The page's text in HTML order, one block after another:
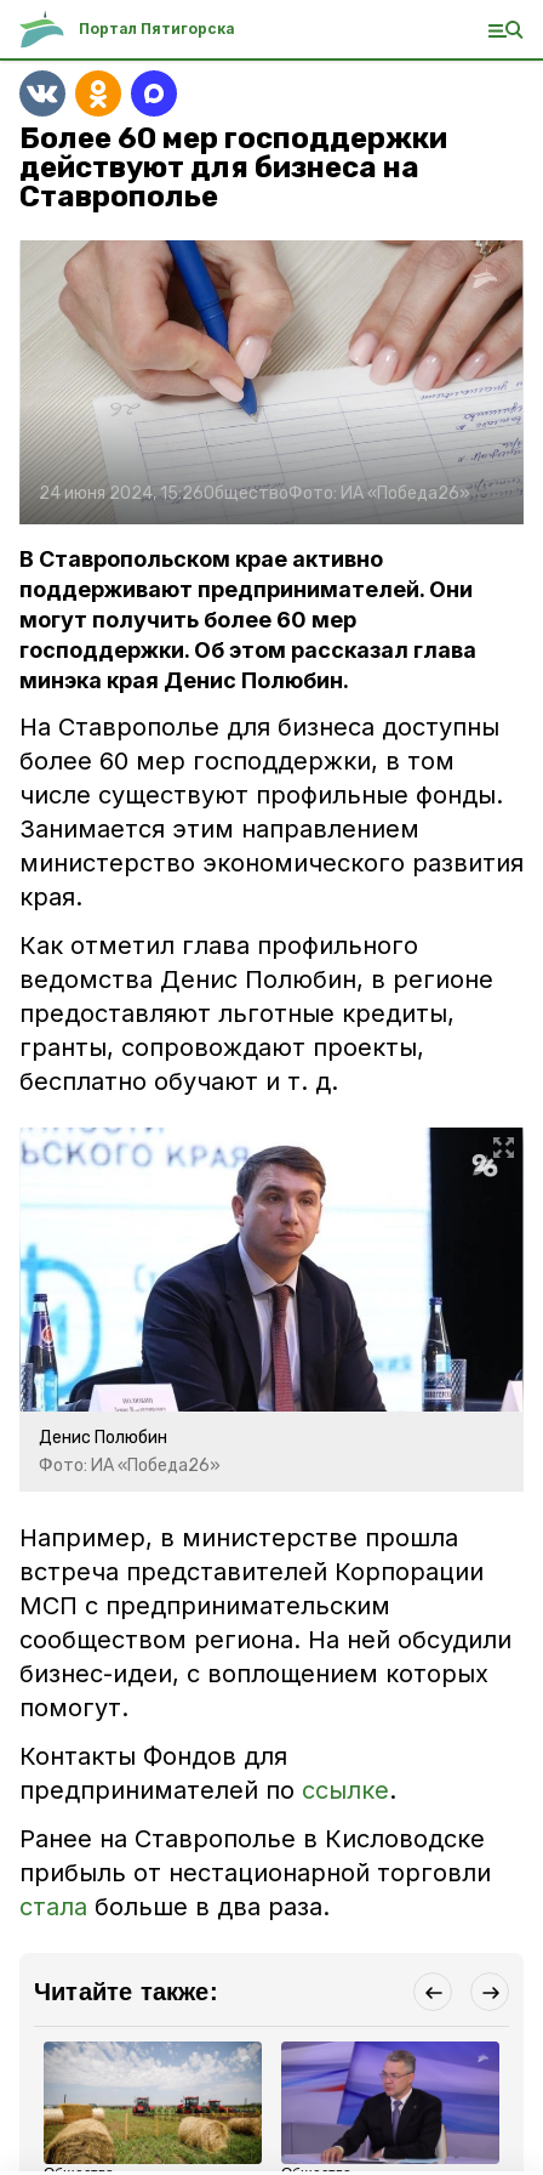
Портал Пятигорска
Более 60 мер господдержки
действуют для бизнеса на
Ставрополье
24 июня 2024, 15:26ОбществоФото: ИА «Победа26»
В Ставропольском крае активно
поддерживают предпринимателей. Они
могут получить более 60 мер
господдержки. Об этом рассказал глава
минэка края Денис Полюбин.
На Ставрополье для бизнеса доступны
более 60 мер господдержки, в том
числе существуют профильные фонды.
Занимается этим направлением
министерство экономического развития
края.
Как отметил глава профильного
ведомства Денис Полюбин, в регионе
предоставляют льготные кредиты,
гранты, сопровождают проекты,
бесплатно обучают и т. д.
Денис Полюбин
Фото: ИА «Победа26»
Например, в министерстве прошла
встреча представителей Корпорации
МСП с предпринимательским
сообществом региона. На ней обсудили
бизнес-идеи, с воплощением которых
помогут.
Контакты Фондов для
предпринимателей по ссылке.
Ранее на Ставрополье в Кисловодске
прибыль от нестационарной торговли
стала больше в два раза.
Читайте также: